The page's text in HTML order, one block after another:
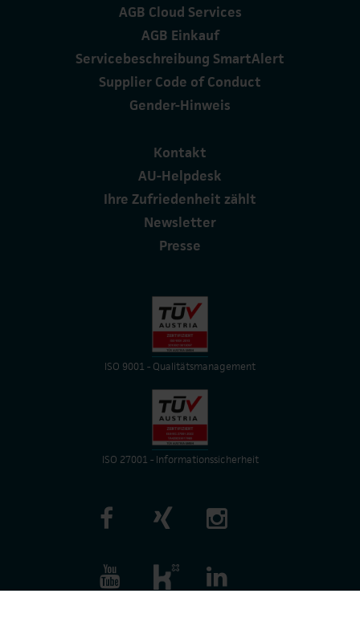
AGB Cloud Services
AGB Einkauf
Servicebeschreibung SmartAlert
Supplier Code of Conduct
Gender-Hinweis
Kontakt
AU-Helpdesk
Ihre Zufriedenheit zählt
Newsletter
Presse
ISO 9001 - Qualitätsmanagement
ISO 27001 - Informationssicherheit